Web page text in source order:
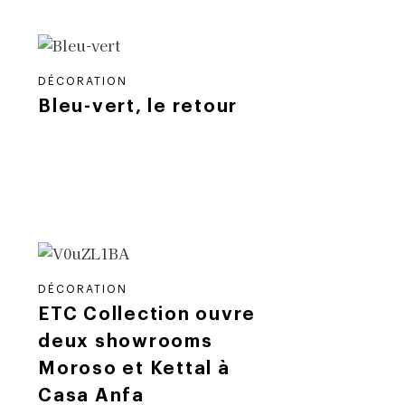
DÉCORATION
Bleu-vert, le retour
DÉCORATION
ETC Collection ouvre
deux showrooms
Moroso et Kettal à
Casa Anfa